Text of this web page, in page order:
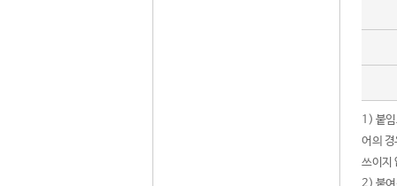
1) 붙
어의
쓰이지